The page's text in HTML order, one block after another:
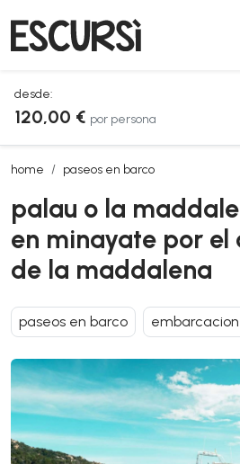
desde:
120,00 € por persona
home paseos en barco
palau o la maddalena: excursión en
palau o la
en minayate por el
de la maddalena
paseos en barco